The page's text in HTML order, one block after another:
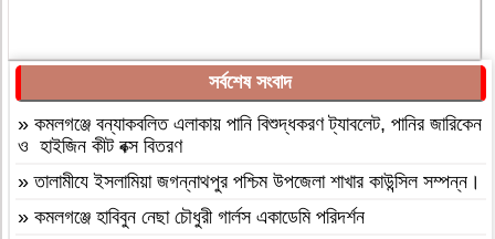
সর্বশেষ সংবাদ
» কমলগঞ্জে বন্যাকবলিত এলাকায় পানি বিশুদ্ধকরণ ট্যাবলেট, পানির জারিকেন
ও হাইজিন কীট বক্স বিতরণ
»‎তালামীযে ইসলামিয়া জগন্নাথপুর পশ্চিম উপজেলা শাখার কাউন্সিল সম্পন্ন।
» কমলগঞ্জে হাবিবুন নেছা চৌধুরী গার্লস একাডেমি পরিদর্শন